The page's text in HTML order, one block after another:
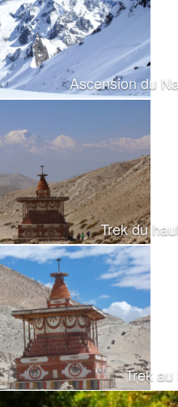
Ascension du
Trek du
Trek